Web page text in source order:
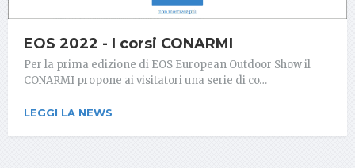
EOS 2022 - I corsi CONARMI
Per la prima edizione di EOS European Outdoor Show il
CONARMI propone ai visitatori una serie di co…
LEGGI LA NEWS